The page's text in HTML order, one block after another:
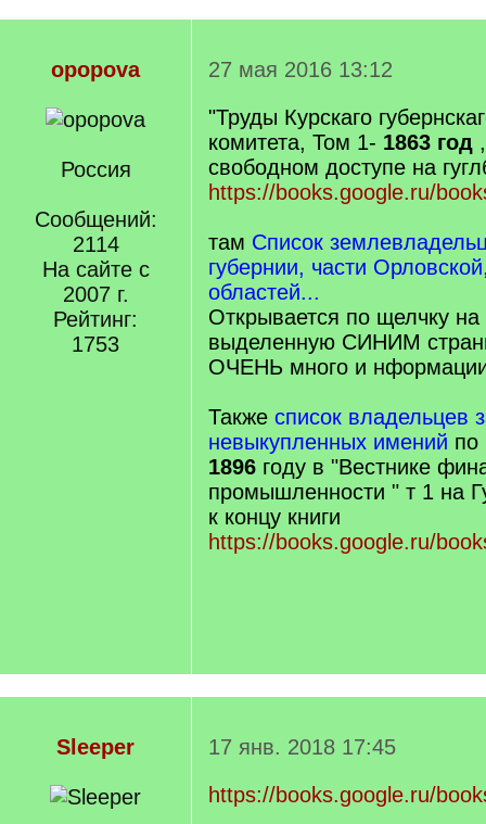
opopova
Россия
Сообщений:
2114
На сайте с
2007 г.
Рейтинг:
1753
27 мая 2016 13:12
"Труды Курскаго
комитета, Том 1- 1863 год
свободном доступе на
https://books.google.ru/
там Список
губернии, части
областей...
Открывается по щелчку
выделенную СИНИМ
ОЧЕНЬ много и
Также список владельцев
невыкупленных имений по
1896 году в "Вестнике
промышленности " т 1 на
к концу книги
https://books.google.ru/
Sleeper
17 янв. 2018 17:45
https://books.google.ru/